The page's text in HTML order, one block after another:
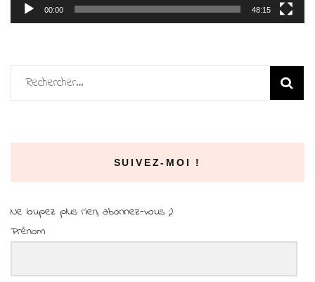
00:00 48:15
Rechercher :
SUIVEZ-MOI !
Ne loupez plus rien, abonnez-vous ;)
Prénom